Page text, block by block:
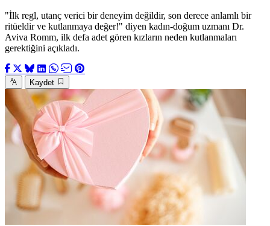
"İlk regl, utanç verici bir deneyim değildir, son derece anlamlı bir
ritüeldir ve kutlanmaya değer!" diyen kadın-doğum uzmanı Dr.
Aviva Romm, ilk defa adet gören kızların neden kutlanmaları
gerektiğini açıkladı.
Kaydet